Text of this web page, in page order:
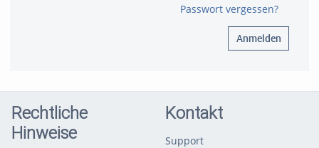
Passwort vergessen?
Anmelden
Rechtliche
Hinweise
Kontakt
Support